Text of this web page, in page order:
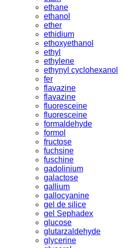
ethane
ethanol
ether
ethidium
ethoxyethanol
ethyl
ethylene
ethynyl cyclohexanol
fer
flavazine
flavazine
fluoresceine
fluoresceine
formaldehyde
formol
fructose
fuchsine
fuschine
gadolinium
galactose
gallium
gallocyanine
gel de silice
gel Sephadex
glucose
glutarzaldehyde
glycerine